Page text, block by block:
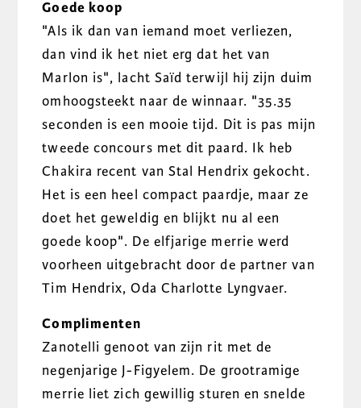
Goede koop
"Als ik dan van iemand moet verliezen,
dan vind ik het niet erg dat het van
Marlon is", lacht Saïd terwijl hij zijn duim
omhoogsteekt naar de winnaar. "35.35
seconden is een mooie tijd. Dit is pas mijn
tweede concours met dit paard. Ik heb
Chakira recent van Stal Hendrix gekocht.
Het is een heel compact paardje, maar ze
doet het geweldig en blijkt nu al een
goede koop". De elfjarige merrie werd
voorheen uitgebracht door de partner van
Tim Hendrix, Oda Charlotte Lyngvaer.
Complimenten
Zanotelli genoot van zijn rit met de
negenjarige J-Figyelem. De grootramige
merrie liet zich gewillig sturen en snelde